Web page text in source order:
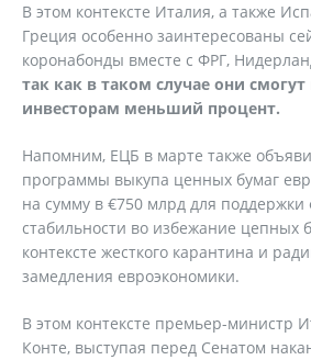
В этом контексте Италия, а также
Греция особенно заинтересованы
коронабонды вместе с ФРГ,
так как в таком случае они смогут
инвесторам меньший процент.
Напомним, ЕЦБ в марте также
программы выкупа ценных бумаг
на сумму в €750 млрд для поддержки
стабильности во избежание цепных
контексте жесткого карантина и
замедления евроэкономики.
В этом контексте премьер-министр
Конте, выступая перед Сенатом